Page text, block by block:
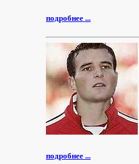
подробнее ...
подробнее ...